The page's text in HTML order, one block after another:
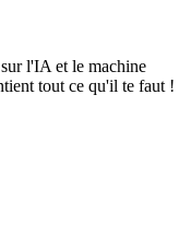
l'IA et le machine
tout ce qu'il te faut !